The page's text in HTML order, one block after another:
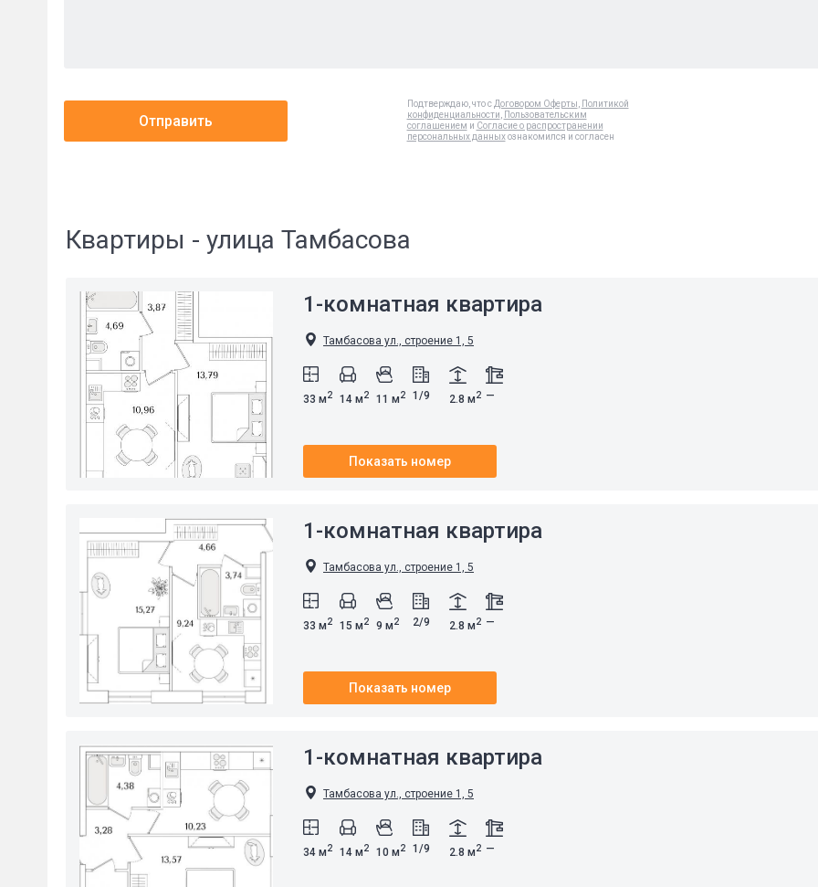
Отправить
Подтверждаю, что с Договором Оферты
Политикой
конфиденциальности
Пользовательским
соглашением и Согласие о распространении
персональных данныхознакомился и согласен
Квартиры - улица Тамбасова
1-комнатная квартира
Тамбасова ул., строение 1, 5
33 м2 14 м2 11 м2 1/9 2.8 м2 —
Показать номер
1-комнатная квартира
Тамбасова ул., строение 1, 5
33 м2 15 м2 9 м2 2/9 2.8 м2 —
Показать номер
1-комнатная квартира
Тамбасова ул., строение 1, 5
34 м2 14 м2 10 м2 1/9 2.8 м2 —